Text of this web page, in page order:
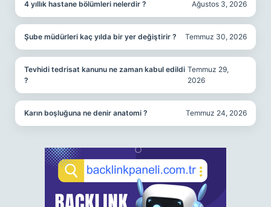
4 yıllık hastane bölümleri nelerdir ? Ağustos 3, 2026
Şube müdürleri kaç yılda bir yer değiştirir ? Temmuz 30, 2026
Tevhidi tedrisat kanunu ne zaman kabul edildi
?
Temmuz 29,
2026
Karın boşluğuna ne denir anatomi ? Temmuz 24, 2026